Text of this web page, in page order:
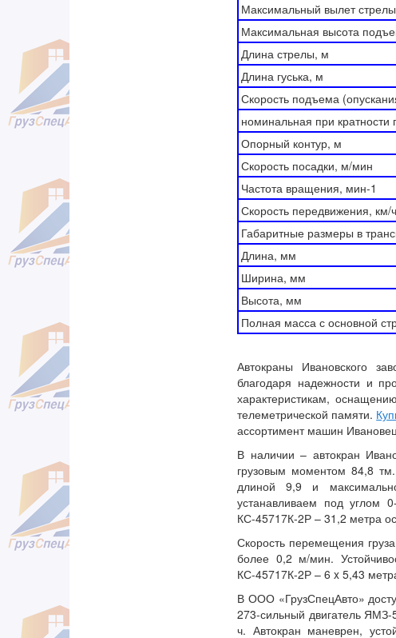
Максимальный вылет
Максимальная высота
Длина стрелы, м
Длина гуська, м
Скорость подъема
номинальная при кратности
Опорный контур, м
Скорость посадки, м/мин
Частота вращения, мин-1
Скорость передвижения, км/ч
Габаритные размеры в
Длина, мм
Ширина, мм
Высота, мм
Полная масса с основной
Автокраны Ивановского
благодаря надежности и
характеристикам,
телеметрической памяти.
ассортимент машин
В наличии – автокран
грузовым моментом 84,8
длиной 9,9 и
устанавливаем под углом
КС-45717К-2Р – 31,2 метра
Скорость перемещения
более 0,2 м/мин.
КС-45717К-2Р – 6 x 5,43
В ООО «ГрузСпецАвто»
273-сильный двигатель ЯМЗ-
ч. Автокран маневрен,